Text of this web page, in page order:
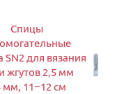
Спицы
SN2 для вязания
жгутов 2,5 мм
мм, 11−12 см